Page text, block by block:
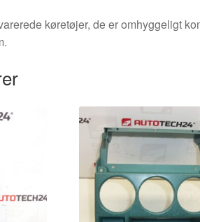
køretøjer, de er omhyggeligt